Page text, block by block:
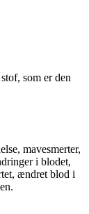
som er den
mavesmerter,
i blodet,
ændret blod i